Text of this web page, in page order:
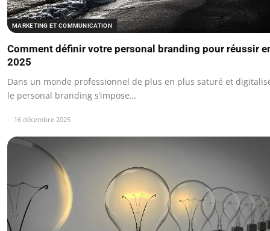
MARKETING ET COMMUNICATION
Comment définir votre personal branding pour réussir
2025
Dans un monde professionnel de plus en plus saturé et
le personal branding s’impose…
16 décembre 2025